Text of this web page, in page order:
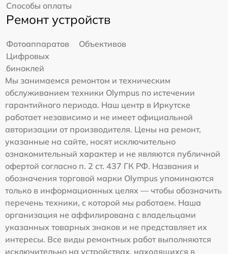
Способы оплаты
Ремонт устройств
Фотоаппаратов
Объективов
Цифровых
биноклей
Мы занимаемся ремонтом и техническим
обслуживанием техники Olympus по истечении
гарантийного периода. Наш центр в Иркутске
работает независимо и не имеет официальной
авторизации от производителя. Цены на ремонт,
указанные на сайте, носят исключительно
ознакомительный характер и не являются публичной
офертой согласно п. 2 ст. 437 ГК РФ. Названия и
обозначения торговой марки Olympus упоминаются
только в информационных целях — чтобы обозначить
перечень техники, с которой мы работаем. Наша
организация не аффилирована с владельцами
указанных товарных знаков и не представляет их
интересы. Все виды ремонтных работ выполняются
исключительно на устройствах, находящихся в